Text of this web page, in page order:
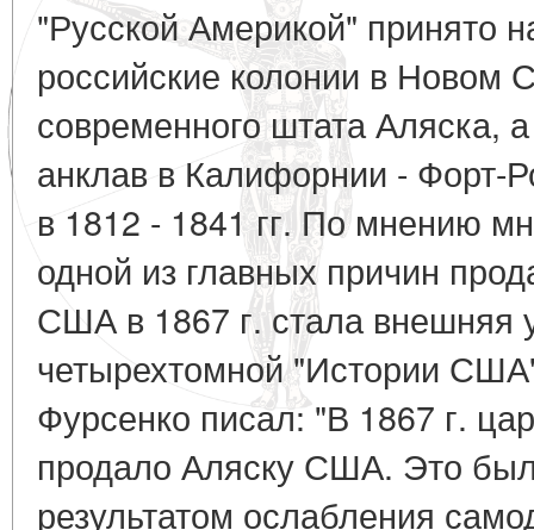
"Русской Америкой" принято
российские колонии в Новом
современного штата Аляска,
анклав в Калифорнии - Форт-
в 1812 - 1841 гг. По мнению
одной из главных причин
США в 1867 г. стала внешняя
четырехтомной "Истории
Фурсенко писал: "В 1867 г.
продало Аляску США. Это
результатом ослабления